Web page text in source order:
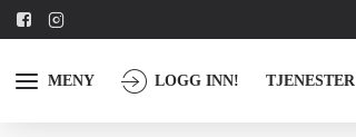
MENY LOGG INN! TJENESTER